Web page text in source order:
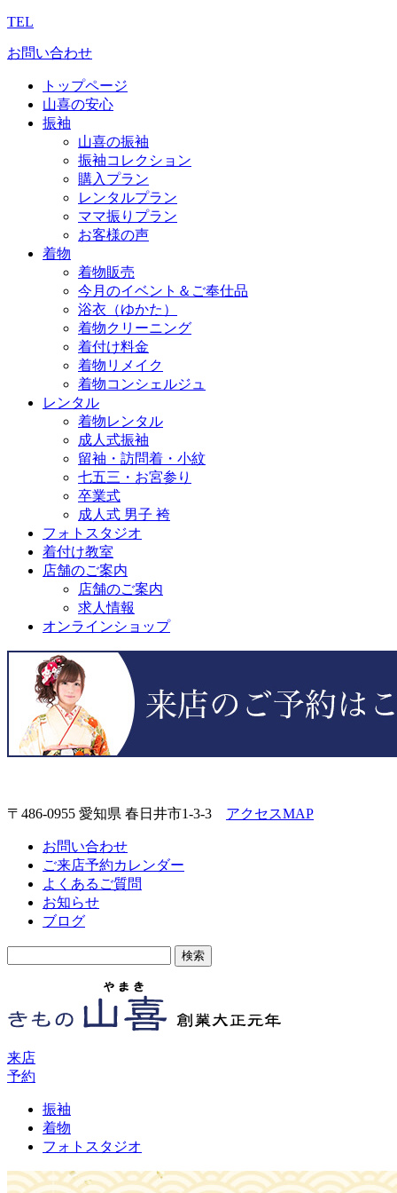
TEL
お問い合わせ
トップページ
山喜の安心
振袖
山喜の振袖
振袖コレクション
購入プラン
レンタルプラン
ママ振りプラン
お客様の声
着物
着物販売
今月のイベント＆ご奉仕品
浴衣（ゆかた）
着物クリーニング
着付け料金
着物リメイク
着物コンシェルジュ
レンタル
着物レンタル
成人式振袖
留袖・訪問着・小紋
七五三・お宮参り
卒業式
成人式 男子 袴
フォトスタジオ
着付け教室
店舗のご案内
店舗のご案内
求人情報
オンラインショップ
〒486-0955 愛知県 春日井市1-3-3 アクセスMAP
お問い合わせ
ご来店予約カレンダー
よくあるご質問
お知らせ
ブログ
来店
予約
振袖
着物
フォトスタジオ